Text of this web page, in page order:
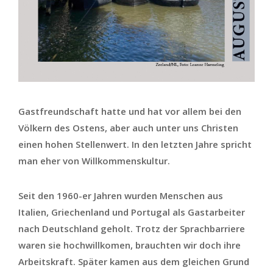
Gastfreundschaft hatte und hat vor allem bei den
Völkern des Ostens, aber auch unter uns Christen
einen hohen Stellenwert. In den letzten Jahre spricht
man eher von Willkommenskultur.
Seit den 1960-er Jahren wurden Menschen aus
Italien, Griechenland und Portugal als Gastarbeiter
nach Deutschland geholt. Trotz der Sprachbarriere
waren sie hochwillkomen, brauchten wir doch ihre
Arbeitskraft. Später kamen aus dem gleichen Grund